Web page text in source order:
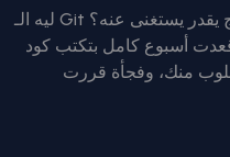
ليه الـ Git هو الصديق الوفي اللي مفيش مبرمج يقدر يستغنى عنه؟
قعدت أسبوع كامل بتكتب كود
منك، وفجأة قررت